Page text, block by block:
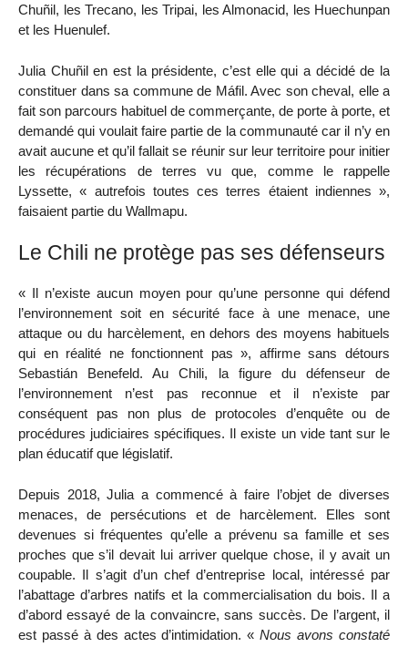
Chuñil, les Trecano, les Tripai, les Almonacid, les Huechunpan
et les Huenulef.
Julia Chuñil en est la présidente, c’est elle qui a décidé de la
constituer dans sa commune de Máfil. Avec son cheval, elle a
fait son parcours habituel de commerçante, de porte à porte, et
demandé qui voulait faire partie de la communauté car il n’y en
avait aucune et qu’il fallait se réunir sur leur territoire pour initier
les récupérations de terres vu que, comme le rappelle
Lyssette, « autrefois toutes ces terres étaient indiennes »,
faisaient partie du Wallmapu.
Le Chili ne protège pas ses défenseurs
« Il n’existe aucun moyen pour qu’une personne qui défend
l’environnement soit en sécurité face à une menace, une
attaque ou du harcèlement, en dehors des moyens habituels
qui en réalité ne fonctionnent pas », affirme sans détours
Sebastián Benefeld. Au Chili, la figure du défenseur de
l’environnement n’est pas reconnue et il n’existe par
conséquent pas non plus de protocoles d’enquête ou de
procédures judiciaires spécifiques. Il existe un vide tant sur le
plan éducatif que législatif.
Depuis 2018, Julia a commencé à faire l’objet de diverses
menaces, de persécutions et de harcèlement. Elles sont
devenues si fréquentes qu’elle a prévenu sa famille et ses
proches que s’il devait lui arriver quelque chose, il y avait un
coupable. Il s’agit d’un chef d’entreprise local, intéressé par
l’abattage d’arbres natifs et la commercialisation du bois. Il a
d’abord essayé de la convaincre, sans succès. De l’argent, il
est passé à des actes d’intimidation. «Nous avons constaté